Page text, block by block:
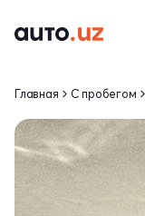
Главная С пробегом